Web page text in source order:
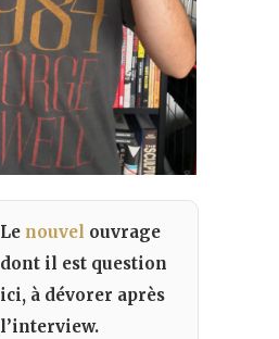
Le nouvel ouvrage
dont il est question
ici, à dévorer après
l’interview.